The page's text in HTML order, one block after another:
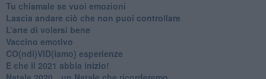
​Tu chiamale se vuoi emozioni
​Lascia andare ciò che non puoi controllare
L’arte di volersi bene
​Vaccino emotivo
CO(ndi)VID(iamo) esperienze
​E che il 2021 abbia inizio!